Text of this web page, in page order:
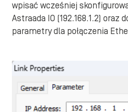
wpisać wcześniej
Astraada IO (192.168.1.2) oraz
parametry dla połączenia